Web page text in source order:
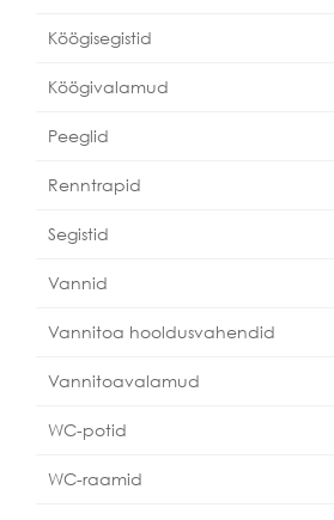
Köögisegistid
Köögivalamud
Peeglid
Renntrapid
Segistid
Vannid
Vannitoa hooldusvahendid
Vannitoavalamud
WC-potid
WC-raamid